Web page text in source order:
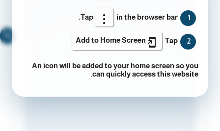
1
Tap in the browser bar.
2
Tap
Add to Home Screen
An icon will be added to your home screen so you
can quickly access this website.